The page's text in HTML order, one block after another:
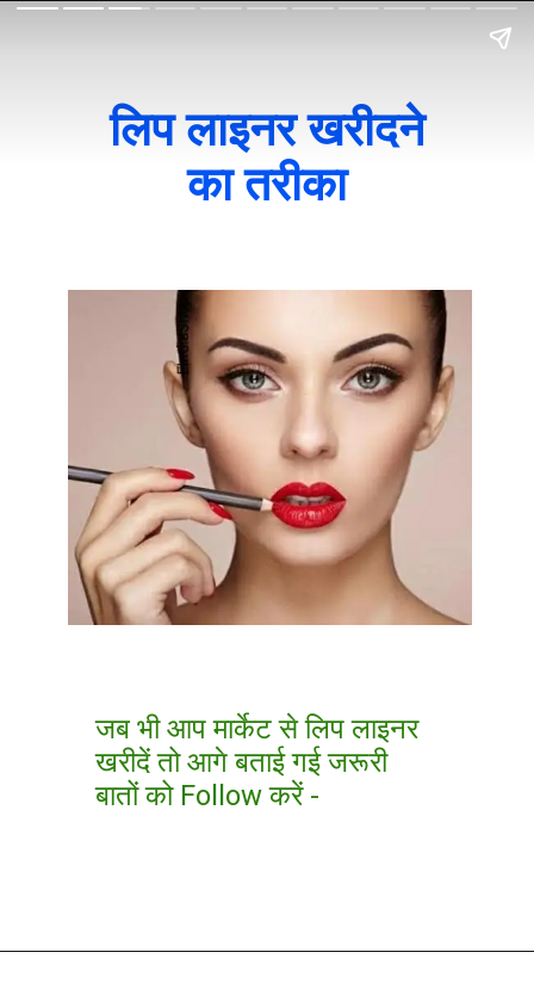
लिप लाइनर खरीदने
का तरीका
जब भी आप मार्केट से लिप लाइनर
खरीदें तो आगे बताई गई जरूरी
बातों को Follow करें -